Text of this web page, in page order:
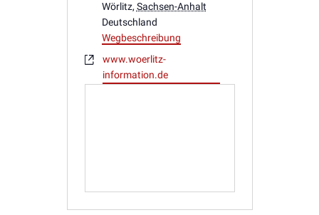
Wörlitz, Sachsen-Anhalt
Deutschland
Wegbeschreibung
Webseite
www.woerlitz-
information.de